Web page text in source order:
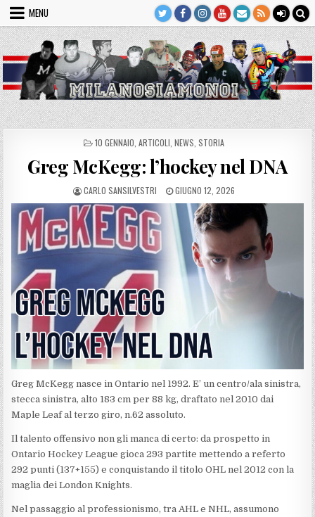
Skip
content
MENU
POSTED
10 GENNAIO ARTICOLI NEWS STORIA
Greg McKegg: l’hockey nel DNA
AUTHOR:
CARLO SANSILVESTRI
PUBLISHED
DATE:
GIUGNO 12, 2026
Greg McKegg nasce in Ontario nel 1992. E’ un centro/ala sinistra,
stecca sinistra, alto 183 cm per 88 kg, draftato nel 2010 dai
Maple Leaf al terzo giro, n.62 assoluto.
Il talento offensivo non gli manca di certo: da prospetto in
Ontario Hockey League gioca 293 partite mettendo a referto
292 punti (137+155) e conquistando il titolo OHL nel 2012 con la
maglia dei London Knights.
Nel passaggio al professionismo, tra AHL e NHL, assumono